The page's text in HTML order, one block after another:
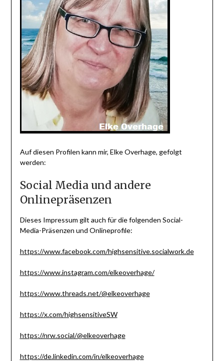
Auf diesen Profilen kann mir, Elke Overhage, gefolgt
werden:
Social Media und andere
Onlinepräsenzen
Dieses Impressum gilt auch für die folgenden Social-
Media-Präsenzen und Onlineprofile:
https://www.facebook.com/highsensitive.socialwork.de
https://www.instagram.com/elkeoverhage/
https://www.threads.net/@elkeoverhage
https://x.com/highsensitiveSW
https://nrw.social/@elkeoverhage
https://de.linkedin.com/in/elkeoverhage